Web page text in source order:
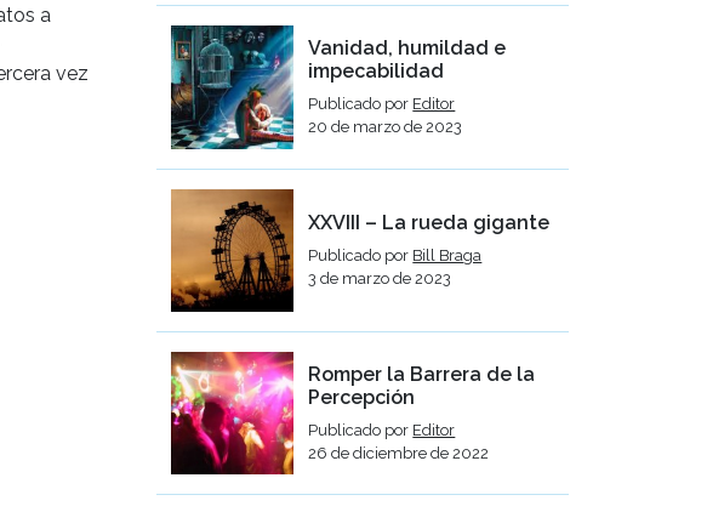
a
vez
Vanidad, humildad e
impecabilidad
Publicado por Editor
20 de marzo de 2023
XXVIII – La rueda gigante
Publicado por Bill Braga
3 de marzo de 2023
Romper la Barrera de la
Percepción
Publicado por Editor
26 de diciembre de 2022